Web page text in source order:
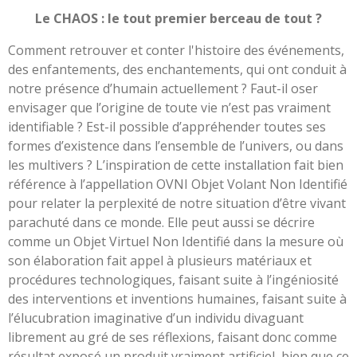
Le CHAOS : le tout premier berceau de tout ?
Comment retrouver et conter l'histoire des événements,
des enfantements, des enchantements, qui ont conduit à
notre présence d’humain actuellement ? Faut-il oser
envisager que l’origine de toute vie n’est pas vraiment
identifiable ? Est-il possible d’appréhender toutes ses
formes d’existence dans l’ensemble de l’univers, ou dans
les multivers ? L’inspiration de cette installation fait bien
référence à l’appellation OVNI Objet Volant Non Identifié
pour relater la perplexité de notre situation d’être vivant
parachuté dans ce monde. Elle peut aussi se décrire
comme un Objet Virtuel Non Identifié dans la mesure où
son élaboration fait appel à plusieurs matériaux et
procédures technologiques, faisant suite à l’ingéniosité
des interventions et inventions humaines, faisant suite à
l’élucubration imaginative d’un individu divaguant
librement au gré de ses réflexions, faisant donc comme